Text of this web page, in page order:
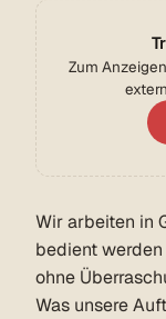
Zum
Wir arbeiten in
bedient
ohne
Was unsere